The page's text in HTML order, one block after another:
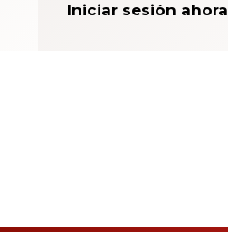
Iniciar sesión ahora